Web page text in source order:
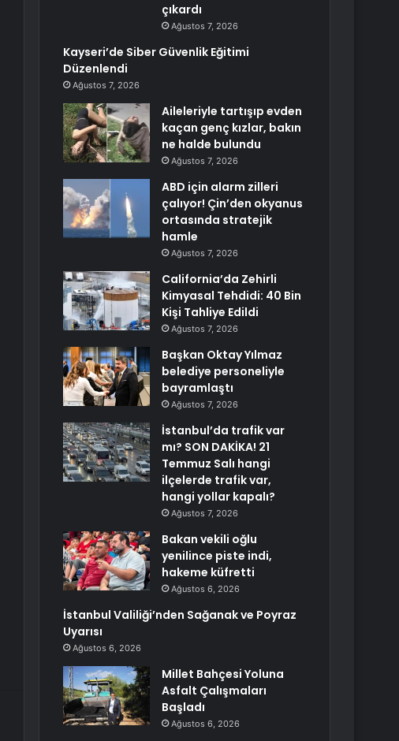
çıkardı
Ağustos 7, 2026
Kayseri’de Siber Güvenlik Eğitimi
Düzenlendi
Ağustos 7, 2026
Aileleriyle tartışıp evden
kaçan genç kızlar, bakın
ne halde bulundu
Ağustos 7, 2026
ABD için alarm zilleri
çalıyor! Çin’den okyanus
ortasında stratejik
hamle
Ağustos 7, 2026
California’da Zehirli
Kimyasal Tehdidi: 40 Bin
Kişi Tahliye Edildi
Ağustos 7, 2026
Başkan Oktay Yılmaz
belediye personeliyle
bayramlaştı
Ağustos 7, 2026
İstanbul’da trafik var
mı? SON DAKİKA! 21
Temmuz Salı hangi
ilçelerde trafik var,
hangi yollar kapalı?
Ağustos 7, 2026
Bakan vekili oğlu
yenilince piste indi,
hakeme küfretti
Ağustos 6, 2026
İstanbul Valiliği’nden Sağanak ve Poyraz
Uyarısı
Ağustos 6, 2026
Millet Bahçesi Yoluna
Asfalt Çalışmaları
Başladı
Ağustos 6, 2026